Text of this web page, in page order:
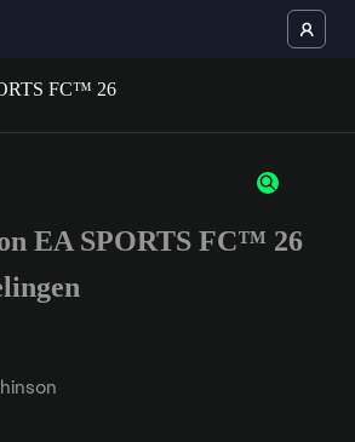
of 3 characters or numbers
EA SPORTS FC™ 26